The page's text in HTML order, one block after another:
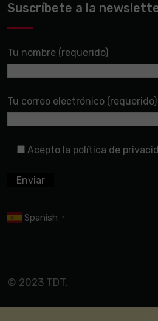
Suscríbete a la
Tu nombre (requerido)
Tu correo electrónico (requerido)
Acepto la política de
Spanish ▼
© 2023 TDT.